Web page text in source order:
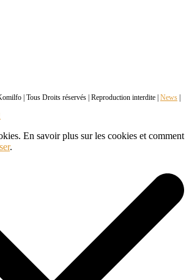
| Tous Droits réservés | Reproduction interdite | News |
En savoir plus sur les cookies et comment
.